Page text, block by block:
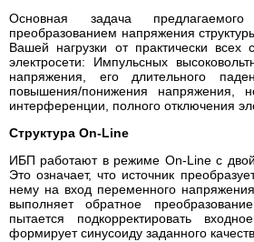
Основная задача
преобразованием напряжения
Вашей нагрузки от практически
электросети: Импульсных
напряжения, его длительного
повышения/понижения напряжения,
интерференции, полного отключения
Структура On-Line
ИБП работают в режиме On-Line с
Это означает, что источник
нему на вход переменного
выполняет обратное
пытается подкорректировать
формирует синусоиду заданного